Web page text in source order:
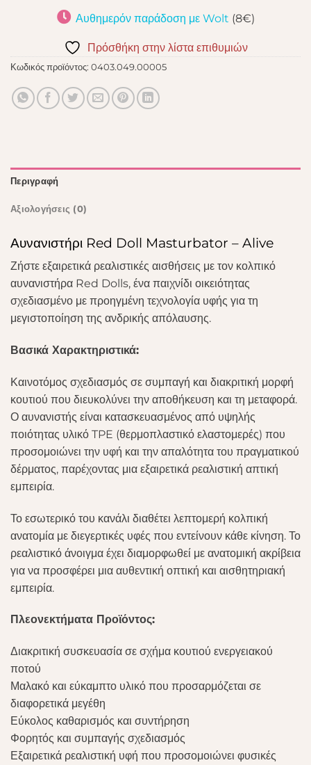
Αυθημερόν παράδοση με Wolt (8€)
Πρόσθήκη στην λίστα επιθυμιών
Κωδικός προϊόντος: 0403.049.00005
Περιγραφή
Αξιολογήσεις (0)
Αυνανιστήρι Red Doll Masturbator – Alive
Ζήστε εξαιρετικά ρεαλιστικές αισθήσεις με τον κολπικό
αυνανιστήρα Red Dolls, ένα παιχνίδι οικειότητας
σχεδιασμένο με προηγμένη τεχνολογία υφής για τη
μεγιστοποίηση της ανδρικής απόλαυσης.
Βασικά Χαρακτηριστικά:
Καινοτόμος σχεδιασμός σε συμπαγή και διακριτική μορφή
κουτιού που διευκολύνει την αποθήκευση και τη μεταφορά.
Ο αυνανιστής είναι κατασκευασμένος από υψηλής
ποιότητας υλικό TPE (θερμοπλαστικό ελαστομερές) που
προσομοιώνει την υφή και την απαλότητα του πραγματικού
δέρματος, παρέχοντας μια εξαιρετικά ρεαλιστική απτική
εμπειρία.
Το εσωτερικό του κανάλι διαθέτει λεπτομερή κολπική
ανατομία με διεγερτικές υφές που εντείνουν κάθε κίνηση. Το
ρεαλιστικό άνοιγμα έχει διαμορφωθεί με ανατομική ακρίβεια
για να προσφέρει μια αυθεντική οπτική και αισθητηριακή
εμπειρία.
Πλεονεκτήματα Προϊόντος:
Διακριτική συσκευασία σε σχήμα κουτιού ενεργειακού
ποτού
Μαλακό και εύκαμπτο υλικό που προσαρμόζεται σε
διαφορετικά μεγέθη
Εύκολος καθαρισμός και συντήρηση
Φορητός και συμπαγής σχεδιασμός
Εξαιρετικά ρεαλιστική υφή που προσομοιώνει φυσικές